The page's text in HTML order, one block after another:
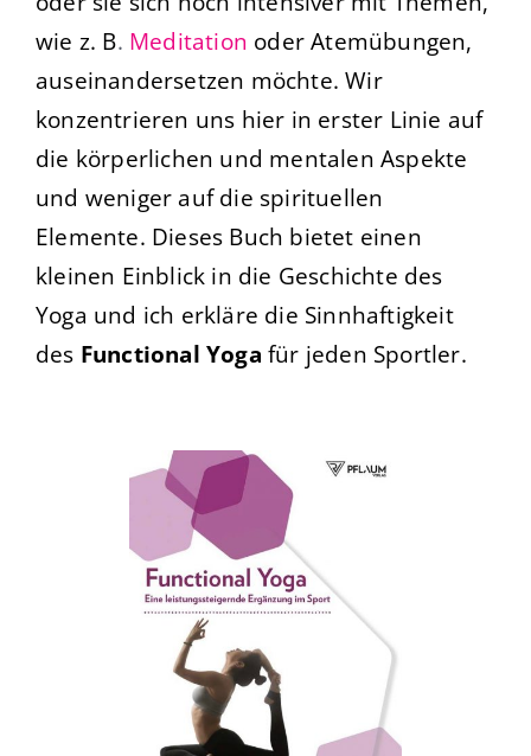
wie z. B. Meditation oder Atemübungen,
auseinandersetzen möchte. Wir
konzentrieren uns hier in erster Linie auf
die körperlichen und mentalen Aspekte
und weniger auf die spirituellen
Elemente. Dieses Buch bietet einen
kleinen Einblick in die Geschichte des
Yoga und ich erkläre die Sinnhaftigkeit
des Functional Yoga für jeden Sportler.